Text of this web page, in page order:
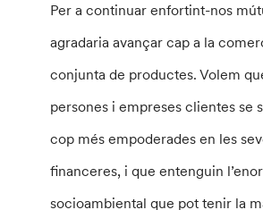
Per a continuar enfortint-nos
agradaria avançar cap a la
conjunta de productes. Volem
persones i empreses clientes se
cop més empoderades en les
financeres, i que entenguin
socioambiental que pot tenir la